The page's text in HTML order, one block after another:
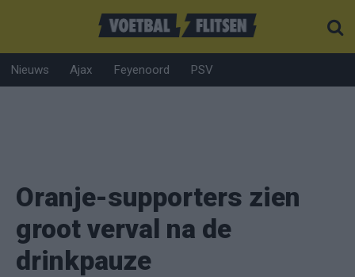
Nieuws Ajax Feyenoord PSV
Oranje-supporters zien
groot verval na de
drinkpauze